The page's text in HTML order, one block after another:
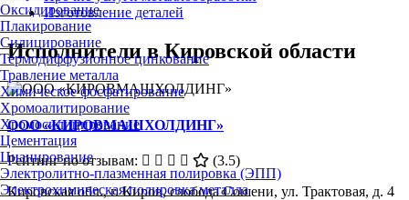
Оксидирование
Плакирование
Силицирование
Термодиффузионное цинкование
Травление металла
Химическое фосфатирование
Хромоалитирование
Хромосилицирование
Цементация
Цианирование
Электролитно-плазменная полировка (ЭПП)
Электрохимическая полировка металла
Изготовление деталей
Исполнители в Кировской области
ООО «КИРОВМАШХОЛДИНГ»
Рейтинг по отзывам:
(3.5)
Кировская обл., г. Киров, слобода Сошени, ул. Трактовая, д. 4